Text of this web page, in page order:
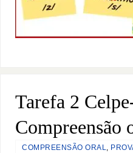
Tarefa 2
Compreensão
COMPREENSÃO ORAL,